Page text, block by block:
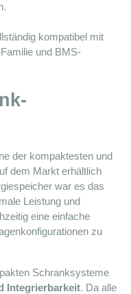
kompatibel mit
und BMS-
der kompaktesten und
dem Markt erhältlich
war es das
Leistung und
eine einfache
zu
Schranksysteme
Integrierbarkeit. Da alle